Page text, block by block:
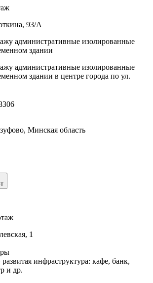
93/А
административные изолированные
здании
административные изолированные
здании в центре города по ул.
Минская область
1
инфраструктура: кафе, банк,
и др.